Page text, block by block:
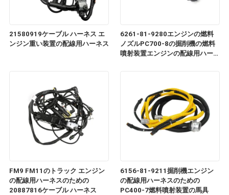
21580919ケーブル ハーネス エ
ンジン重い装置の配線用ハーネス
6261-81-9280エンジンの燃料
ノズルPC700-8の掘削機の燃料
噴射装置エンジンの配線用ハーネ
FM9 FM11のトラック エンジン
の配線用ハーネスのための
20887816ケーブル ハーネス
6156-81-9211掘削機エンジン
の配線用ハーネスのための
PC400-7燃料噴射装置の馬具